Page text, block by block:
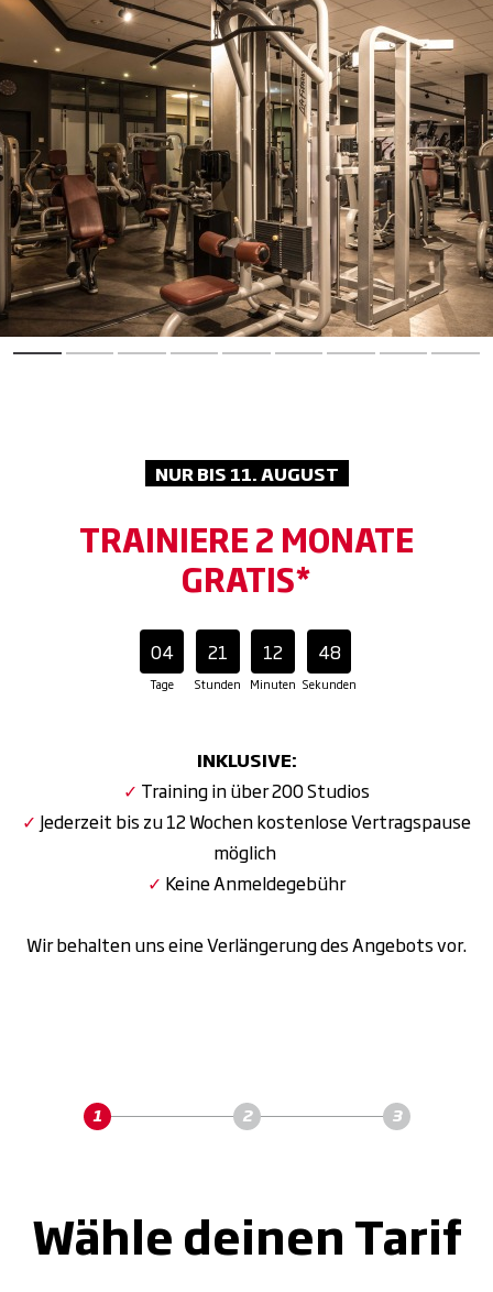
NUR BIS 11. AUGUST
TRAINIERE 2 MONATE
GRATIS*
04
Tage
21
Stunden
12
Minuten
47
Sekunden
INKLUSIVE:
✓ Training in über 200 Studios
✓ Jederzeit bis zu 12 Wochen kostenlose Vertragspause
möglich
✓ Keine Anmeldegebühr
Wir behalten uns eine Verlängerung des Angebots vor.
Wähle deinen Tarif
für die nächste Session.
Wellness-Bereich:Relax. Recharge.
Repeat. Lass den Alltag hinter dir und
genieße Sauna, Dampfbad und Co. für
maximale Erholung.